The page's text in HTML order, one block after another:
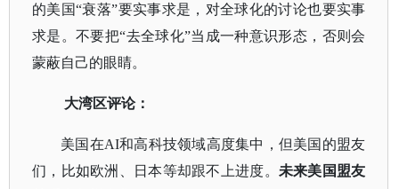
的美国“衰落”要实事求是，对全球化的讨论也要实事
求是。不要把“去全球化”当成一种意识形态，否则会
蒙蔽自己的眼睛。
大湾区评论：
美国在AI和高科技领域高度集中，但美国的盟友
们，比如欧洲、日本等却跟不上进度。 未来美国盟友